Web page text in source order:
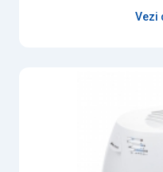
Vezi